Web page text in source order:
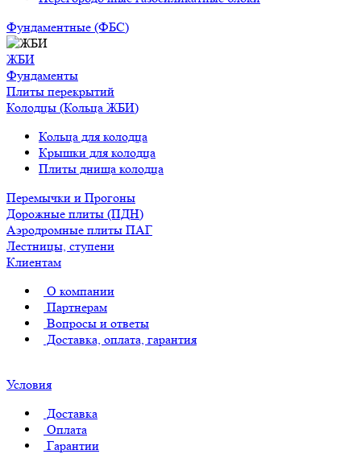
Фундаментные (ФБС)
ЖБИ
Фундаменты
Плиты перекрытий
Колодцы (Кольца ЖБИ)
Кольца для колодца
Крышки для колодца
Плиты днища колодца
Перемычки и Прогоны
Дорожные плиты (ПДН)
Аэродромные плиты ПАГ
Лестницы, ступени
Клиентам
О компании
Партнерам
Вопросы и ответы
Доставка, оплата, гарантия
Условия
Доставка
Оплата
Гарантии